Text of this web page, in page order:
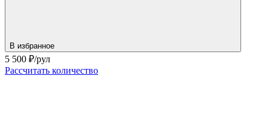
В избранное
5 500 ₽/рул
Рассчитать количество